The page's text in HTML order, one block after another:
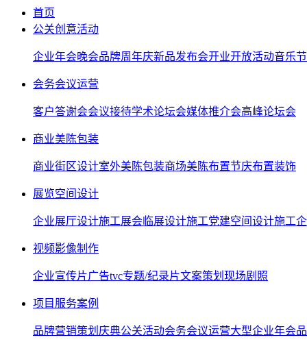
首页
公关创意活动
企业年会晚会品牌周年庆新品发布会开业开放活动音乐
会务会议运营
客户答谢会会议接待学术论坛会媒体推介会高峰论坛会
商业美陈包装
商业街区设计室外美陈包装商场美陈布置节庆布置装饰
展览空间设计
企业展厅设计施工展会临展设计施工党建空间设计施工
视频影像制作
企业宣传片广告tvc专题/纪录片文案策划 现场剧照
项目服务案例
品牌营销策划 庆典公关活动会务会议运营大型企业年会